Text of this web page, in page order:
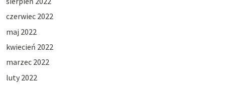
czerwiec 2022
maj 2022
kwiecień 2022
marzec 2022
luty 2022